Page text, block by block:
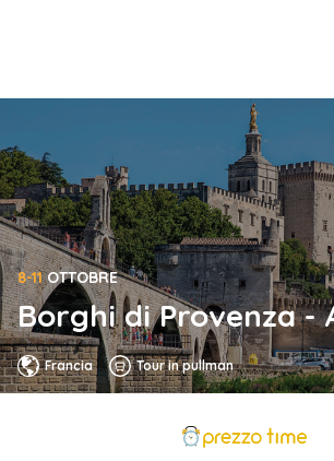
8-11OTTOBRE
Borghi di Provenza -
Francia Tour in pullman